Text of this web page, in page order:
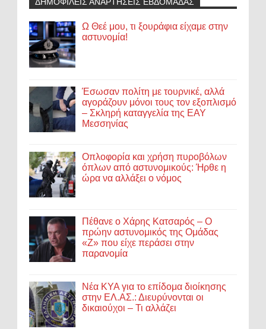
Ω Θεέ μου, τι ξουράφια είχαμε στην
αστυνομία!
Έσωσαν πολίτη με τουρνικέ, αλλά
αγοράζουν μόνοι τους τον εξοπλισμό
– Σκληρή καταγγελία της ΕΑΥ
Μεσσηνίας
Οπλοφορία και χρήση πυροβόλων
όπλων από αστυνομικούς: Ήρθε η
ώρα να αλλάξει ο νόμος
Πέθανε ο Χάρης Κατσαρός – Ο
πρώην αστυνομικός της Ομάδας
«Ζ» που είχε περάσει στην
παρανομία
Νέα ΚΥΑ για το επίδομα διοίκησης
στην ΕΛ.ΑΣ.: Διευρύνονται οι
δικαιούχοι – Τι αλλάζει